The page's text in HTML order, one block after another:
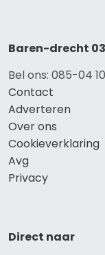
Baren-drecht
Bel ons: 085-04
Contact
Adverteren
Over ons
Cookieverklaring
Avg
Privacy
Direct naar